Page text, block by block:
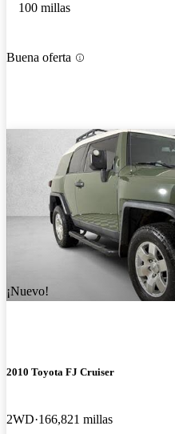
100 millas
Buena oferta
¡Nuevo!
2010 Toyota FJ Cruiser
2WD 166,821 millas